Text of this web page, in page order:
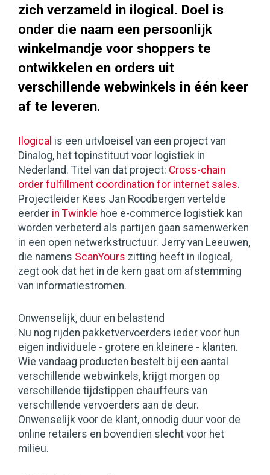
zich verzameld in ilogical. Doel is
onder die naam een persoonlijk
winkelmandje voor shoppers te
ontwikkelen en orders uit
verschillende webwinkels in één keer
af te leveren.
Ilogical is een uitvloeisel van een project van
Dinalog, het topinstituut voor logistiek in
Nederland. Titel van dat project: Cross-chain
order fulfillment coordination for internet sales.
Projectleider Kees Jan Roodbergen vertelde
eerder in Twinkle hoe e-commerce logistiek kan
worden verbeterd als partijen gaan samenwerken
in een open netwerkstructuur. Jerry van Leeuwen,
die namens ScanYours zitting heeft in ilogical,
zegt ook dat het in de kern gaat om afstemming
van informatiestromen.
Onwenselijk, duur en belastend
Nu nog rijden pakketvervoerders ieder voor hun
eigen individuele - grotere en kleinere - klanten.
Wie vandaag producten bestelt bij een aantal
verschillende webwinkels, krijgt morgen op
verschillende tijdstippen chauffeurs van
verschillende vervoerders aan de deur.
Onwenselijk voor de klant, onnodig duur voor de
online retailers en bovendien slecht voor het
milieu.